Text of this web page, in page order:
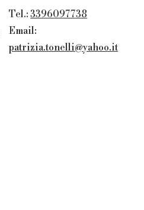
Tel.:3396097738
Email:
patrizia.tonelli@yahoo.it